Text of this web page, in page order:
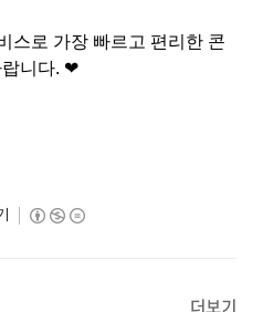
스로 가장 빠르고 편리한 콘
니다. ❤
더보기